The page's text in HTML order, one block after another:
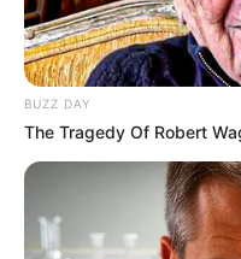
λειτουργία
στην
Τραγωδία
BUZZ DAY
The Tragedy Of Robert